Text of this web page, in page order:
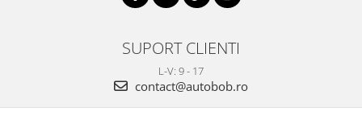
SUPORT CLIENTI
L-V: 9 - 17
contact@autobob.ro